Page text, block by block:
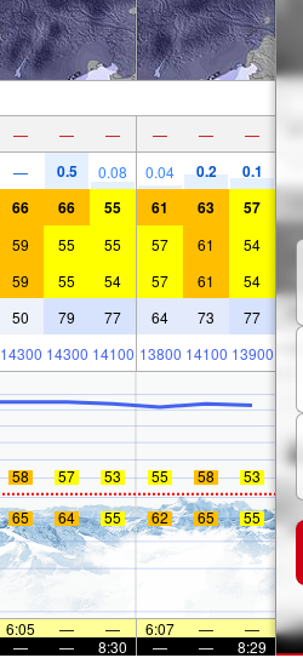
— — — — — —
— 0.5 0.08 0.04 0.2 0.1
66 66 55 61 63 57
59 55 55 57 61 54
59 55 54 57 61 54
50 79 77 64 73 77
14300 14300 14100 13800 14100 13900
58 57 53 55 58
53
65 64 55 62 65 55
6:05 — — 6:07 —
—
— — 8:30 — — 8:29